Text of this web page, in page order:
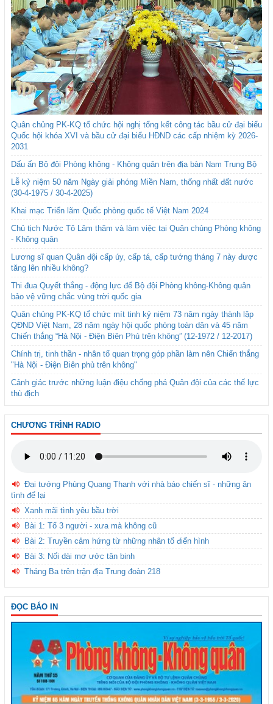
Quân chủng PK-KQ tổ chức hội nghị tổng kết công tác bầu cử đại biểu
Quốc hội khóa XVI và bầu cử đại biểu HĐND các cấp nhiệm kỳ 2026-
2031
Dấu ấn Bộ đội Phòng không - Không quân trên địa bàn Nam Trung Bộ
Lễ kỷ niệm 50 năm Ngày giải phóng Miền Nam, thống nhất đất nước
(30-4-1975 / 30-4-2025)
Khai mạc Triển lãm Quốc phòng quốc tế Việt Nam 2024
Chủ tịch Nước Tô Lâm thăm và làm việc tại Quân chủng Phòng không
- Không quân
Lương sĩ quan Quân đội cấp úy, cấp tá, cấp tướng tháng 7 này được
tăng lên nhiều không?
Thi đua Quyết thắng - động lực để Bộ đội Phòng không-Không quân
bảo vệ vững chắc vùng trời quốc gia
Quân chủng PK-KQ tổ chức mít tinh kỷ niệm 73 năm ngày thành lập
QĐND Việt Nam, 28 năm ngày hội quốc phòng toàn dân và 45 năm
Chiến thắng “Hà Nội - Điện Biên Phủ trên không” (12-1972 / 12-2017)
Chính trị, tinh thần - nhân tố quan trọng góp phần làm nên Chiến thắng
"Hà Nội - Điện Biên phủ trên không"
Cảnh giác trước những luận điệu chống phá Quân đội của các thế lực
thù địch
CHƯƠNG TRÌNH RADIO
Đại tướng Phùng Quang Thanh với nhà báo chiến sĩ - những ân
tình để lại
Xanh mãi tình yêu bầu trời
Bài 1: Tổ 3 người - xưa mà không cũ
Bài 2: Truyền cảm hứng từ những nhân tố điển hình
Bài 3: Nối dài mơ ước tân binh
Tháng Ba trên trận địa Trung đoàn 218
ĐỌC BÁO IN